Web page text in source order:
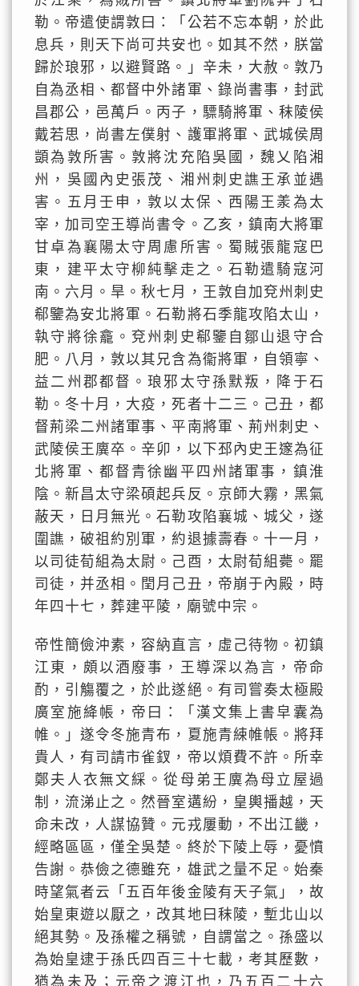
勒。帝遣使謂敦曰：「公若不忘本朝，於此
息兵，則天下尚可共安也。如其不然，朕當
歸於琅邪，以避賢路。」辛未，大赦。敦乃
自為丞相、都督中外諸軍、錄尚書事，封武
昌郡公，邑萬戶。丙子，驃騎將軍、秣陵侯
戴若思，尚書左僕射、護軍將軍、武城侯周
顗為敦所害。敦將沈充陷吳國，魏乂陷湘
州，吳國內史張茂、湘州刺史譙王承並遇
害。五月壬申，敦以太保、西陽王羕為太
宰，加司空王導尚書令。乙亥，鎮南大將軍
甘卓為襄陽太守周慮所害。蜀賊張龍寇巴
東，建平太守柳純擊走之。石勒遣騎寇河
南。六月。旱。秋七月，王敦自加兗州刺史
郗鑒為安北將軍。石勒將石季龍攻陷太山，
執守將徐龕。兗州刺史郗鑒自鄒山退守合
肥。八月，敦以其兄含為衞將軍，自領寧、
益二州郡都督。琅邪太守孫默叛，降于石
勒。冬十月，大疫，死者十二三。己丑，都
督荊梁二州諸軍事、平南將軍、荊州刺史、
武陵侯王廙卒。辛卯，以下邳內史王邃為征
北將軍、都督青徐幽平四州諸軍事，鎮淮
陰。新昌太守梁碩起兵反。京師大霧，黑氣
蔽天，日月無光。石勒攻陷襄城、城父，遂
圍譙，破祖約別軍，約退據壽春。十一月，
以司徒荀組為太尉。己酉，太尉荀組薨。罷
司徒，并丞相。閏月己丑，帝崩于內殿，時
年四十七，葬建平陵，廟號中宗。
帝性簡儉沖素，容納直言，虛己待物。初鎮
江東，頗以酒廢事，王導深以為言，帝命
酌，引觴覆之，於此遂絕。有司嘗奏太極殿
廣室施絳帳，帝曰：「漢文集上書皁囊為
帷。」遂令冬施青布，夏施青綀帷帳。將拜
貴人，有司請市雀釵，帝以煩費不許。所幸
鄭夫人衣無文綵。從母弟王廙為母立屋過
制，流涕止之。然晉室遘紛，皇輿播越，天
命未改，人謀協贊。元戎屢動，不出江畿，
經略區區，僅全吳楚。終於下陵上辱，憂憤
告謝。恭儉之德雖充，雄武之量不足。始秦
時望氣者云「五百年後金陵有天子氣」，故
始皇東遊以厭之，改其地曰秣陵，塹北山以
絕其勢。及孫權之稱號，自謂當之。孫盛以
為始皇逮于孫氏四百三十七載，考其歷數，
猶為未及；元帝之渡江也，乃五百二十六